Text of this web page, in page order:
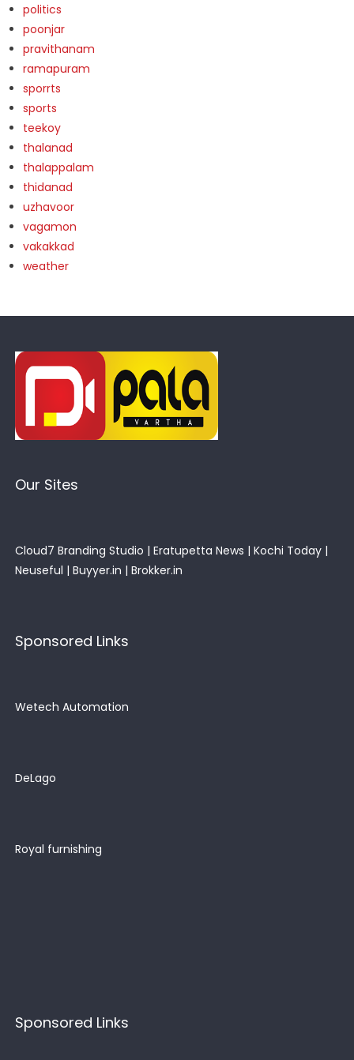
politics
poonjar
pravithanam
ramapuram
sporrts
sports
teekoy
thalanad
thalappalam
thidanad
uzhavoor
vagamon
vakakkad
weather
Our Sites
Cloud7 Branding Studio | Eratupetta News | Kochi Today |
Neuseful | Buyyer.in | Brokker.in
Sponsored Links
Wetech Automation
DeLago
Royal furnishing
Sponsored Links